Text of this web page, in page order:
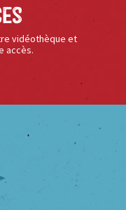
vidéothèque et
accès.